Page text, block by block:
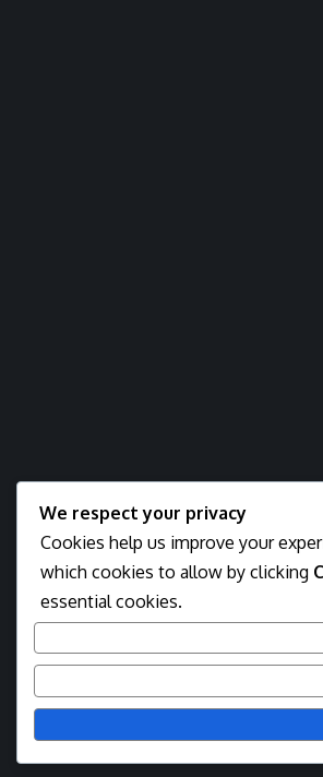
We respect your privacy
Cookies help us improve your
which cookies to allow by clicking
essential cookies.